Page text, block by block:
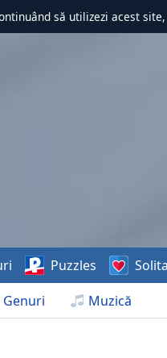
să utilizezi acest
Genuri Muzică
Puzzles